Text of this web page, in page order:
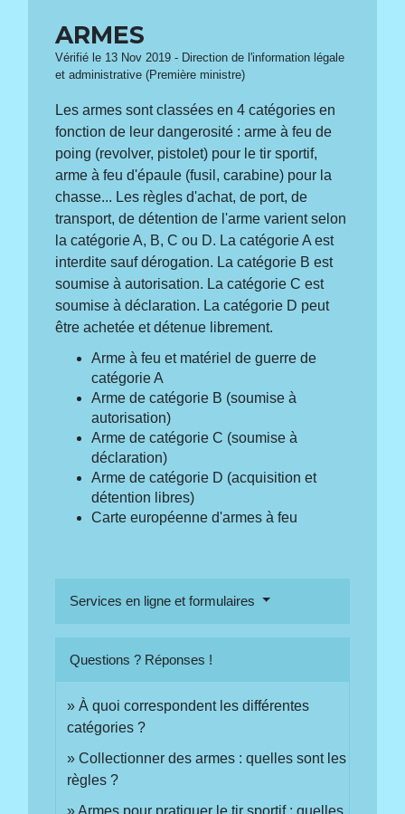
ARMES
Vérifié le 13 Nov 2019 - Direction de l'information légale
et administrative (Première ministre)
Les armes sont classées en 4 catégories en
fonction de leur dangerosité : arme à feu de
poing (revolver, pistolet) pour le tir sportif,
arme à feu d'épaule (fusil, carabine) pour la
chasse... Les règles d'achat, de port, de
transport, de détention de l'arme varient selon
la catégorie A, B, C ou D. La catégorie A est
interdite sauf dérogation. La catégorie B est
soumise à autorisation. La catégorie C est
soumise à déclaration. La catégorie D peut
être achetée et détenue librement.
Arme à feu et matériel de guerre de
catégorie A
Arme de catégorie B (soumise à
autorisation)
Arme de catégorie C (soumise à
déclaration)
Arme de catégorie D (acquisition et
détention libres)
Carte européenne d'armes à feu
Services en ligne et formulaires
Questions ? Réponses !
À quoi correspondent les différentes
catégories ?
Collectionner des armes : quelles sont les
règles ?
Armes pour pratiquer le tir sportif : quelles